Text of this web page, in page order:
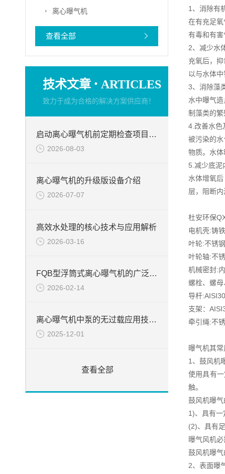
离心曝气机
查看全部
技术文章 · ARTICLES
致力于成为合格的解决方案供应商！
启动离心曝气机前定期检查项目分析
2026-08-03
离心曝气机的升级版设备介绍
2026-07-07
高效水处理的核心技术与应用解析
2026-03-16
FQB型浮筒式离心曝气机的广泛应用
2026-02-14
离心曝气机中泵的无过载应用技术说明
2025-12-01
查看全部
1、消除有
在有充足
有毒和有
2、减少水
充氧后，
以与水体
3、消除藻
水中曝气
制藻类的繁
4.改善水色
被污染的
物质。水
5.减少底泥
水体增氧
层，阻断
杜安环保
电机壳:铸
叶轮:不锈
叶轮轴:不
机械密封:
螺栓、螺
导杆
支架：
牵引绳:不
曝气机其
1、鼓风机
使用具有
触。
鼓风机曝
1)、具有
(2)、具有
曝气风机
鼓风机曝
2、表面曝